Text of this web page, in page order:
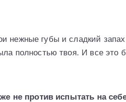
нежные губы и сладкий
полностью твоя. И все это
не против испытать на